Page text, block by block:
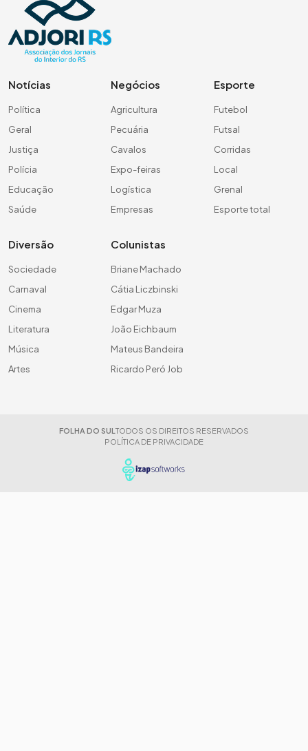
Notícias
Política
Geral
Justiça
Polícia
Educação
Saúde
Negócios
Agricultura
Pecuária
Cavalos
Expo-feiras
Logística
Empresas
Esporte
Futebol
Futsal
Corridas
Local
Grenal
Esporte total
Diversão
Sociedade
Carnaval
Cinema
Literatura
Música
Artes
Colunistas
Briane Machado
Cátia Liczbinski
Edgar Muza
João Eichbaum
Mateus Bandeira
Ricardo Peró Job
FOLHA DO SUL TODOS OS DIREITOS RESERVADOS
POLÍTICA DE PRIVACIDADE